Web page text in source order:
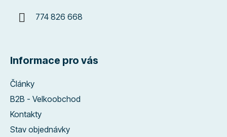
774 826 668
Informace pro vás
Články
B2B - Velkoobchod
Kontakty
Stav objednávky